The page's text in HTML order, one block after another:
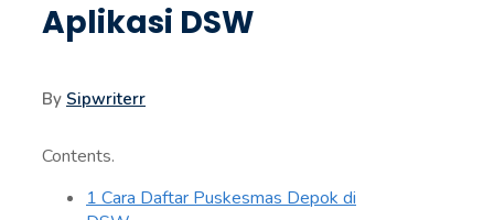
Aplikasi DSW
By Sipwriterr
Contents.
1Cara Daftar Puskesmas Depok di